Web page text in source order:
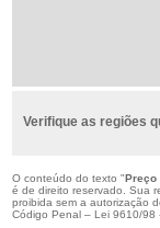
Verifique as regiões
O conteúdo do texto "Preço
é de direito reservado. Sua
proibida sem a autorização
Código Penal –Lei 9610/98